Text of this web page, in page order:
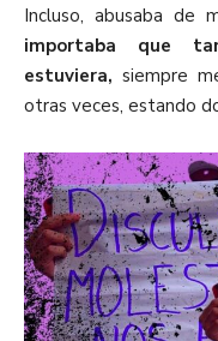
Incluso, abusaba de
importaba que
estuviera, siempre
otras veces, estando